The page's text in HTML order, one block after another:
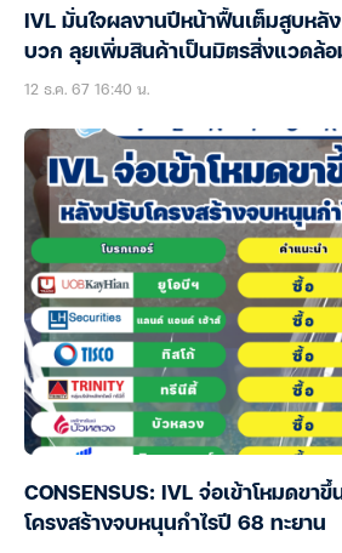
IVL มั่นใจผลงานปีหน้าฟื้นเต็มสูบหลั
บวก ลุยเพิ่มสินค้าเป็นมิตรสิ่งแวดล้อ
12 ธ.ค. 67 16:40 น.
CONSENSUS: IVL จ่อเข้าโหมดขา
โครงสร้างจบหนุนกำไรปี 68 ทะยาน